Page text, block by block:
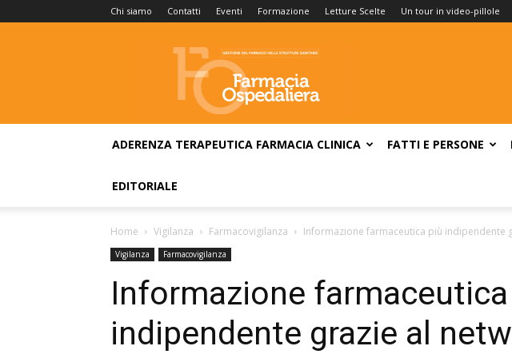
Chi siamo Contatti Eventi Formazione Letture Scelte Un tour in video-pillole
Farmacia
Ospedaliera
ADERENZA TERAPEUTICA FARMACIA CLINICA FATTI E PERSONE
EDITORIALE
Home Vigilanza Farmacovigilanza Informazione farmaceutica più indipendente
Vigilanza Farmacovigilanza
Informazione
indipendente grazie al